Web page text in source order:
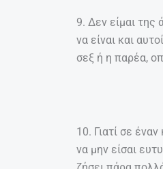
9. Δεν είμαι της
να είναι και
σεξ ή η παρέα,
10. Γιατί σε
να μην είσαι